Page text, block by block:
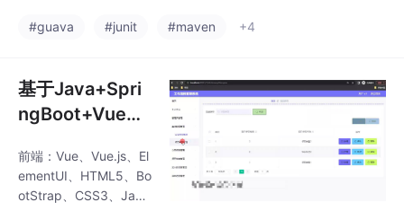
铺/学生网店/校
业/学生创业/在
线店铺/网店经
营/网上开店/校
园购物
后端：SpringBoot+My
具：IDEA、Eclipse、N
avicat等✌关于毕设项
目技术实现问题讲解也
询！！！Vue 的指令系
统在程序设计中非常强
大。通过 v-if、v-for 等
#guava #junit #maven +4
基于Java+Spri
ngBoot+Vue+H
作流程管理系统
(源码+LW+调试
前端：Vue、Vue.js、El
ementUI、HTML5、Bo
otStrap、CSS3、Java